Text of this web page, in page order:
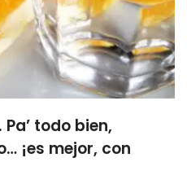
todo bien,
¡es mejor, con